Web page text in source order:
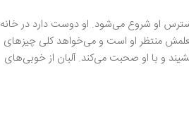
استرس او شروع می‌شود. او دوست دارد در خانه
منتظر او است و می‌خواهد کلی چیزهای
و با او صحبت می‌کند. آلبان از خوبی‌های